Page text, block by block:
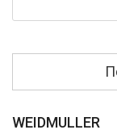
WEIDMULLER